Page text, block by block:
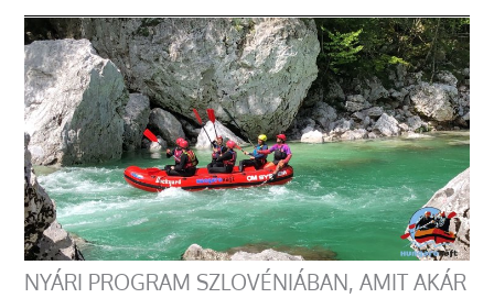
NYÁRI PROGRAM SZLOVÉNIÁBAN, AMIT AKÁR